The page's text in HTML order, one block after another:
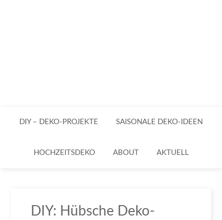
DIY – DEKO-PROJEKTE SAISONALE DEKO-IDEEN
HOCHZEITSDEKO ABOUT AKTUELL
DIY: Hübsche Deko-